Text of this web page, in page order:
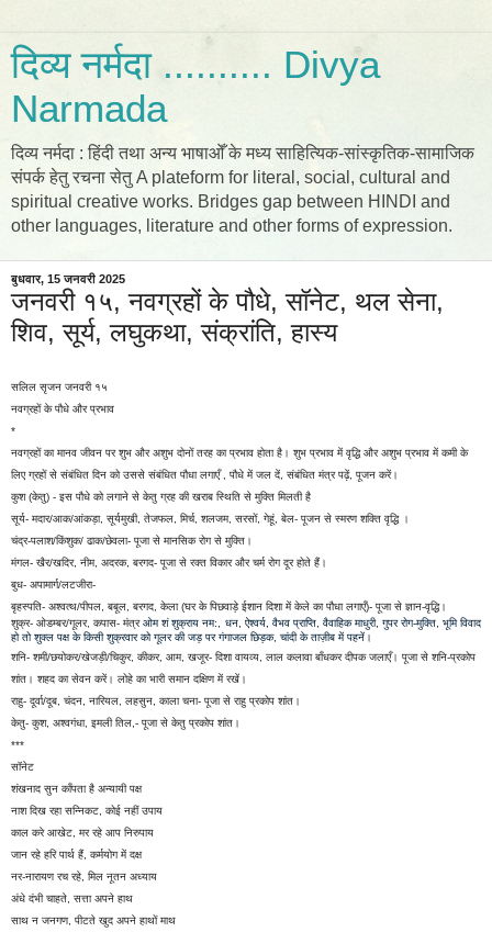
दिव्य नर्मदा .......... Divya
Narmada
दिव्य नर्मदा : हिंदी तथा अन्य भाषाओँ के मध्य साहित्यिक-सांस्कृतिक-सामाजिक
संपर्क हेतु रचना सेतु A plateform for literal, social, cultural and
spiritual creative works. Bridges gap between HINDI and
other languages, literature and other forms of expression.
बुधवार, 15 जनवरी 2025
जनवरी १५, नवग्रहों के पौधे, सॉनेट, थल सेना,
शिव, सूर्य, लघुकथा, संक्रांति, हास्य
सलिल सृजन जनवरी १५
नवग्रहों के पौधे और प्रभाव
*
नवग्रहों का मानव जीवन पर शुभ और अशुभ दोनों तरह का प्रभाव होता है। शुभ प्रभाव में वृद्धि और अशुभ प्रभाव में कमी के
लिए ग्रहों से संबंधित दिन को उससे संबंधित पौधा लगाएँ , पौधे में जल दें, संबंधित मंत्र पढ़ें, पूजन करें।
कुश (केतु) - इस पौधे को लगाने से केतु ग्रह की खराब स्थिति से मुक्ति मिलती है
सूर्य- मदार/आक/आंकड़ा, सूर्यमुखी, तेजफल, मिर्च, शलजम, सरसों, गेहूं, बेल- पूजन से स्मरण शक्ति वृद्धि ।
चंद्र-पलाश/किंशुक/ ढाक/छेवला- पूजा से मानसिक रोग से मुक्ति।
मंगल- खैर/खदिर, नीम, अदरक, बरगद- पूजा से रक्त विकार और चर्म रोग दूर होते हैं।
बुध- अपामार्ग/लटजीरा-
बृहस्पति- अश्वत्थ/पीपल, बबूल, बरगद, केला (घर के पिछवाड़े ईशान दिशा में केले का पौधा लगाएँ)- पूजा से ज्ञान-वृद्धि।
शुक्र- ओडम्बर/गूलर, कपास- मंत्रओम शं शुक्राय नम:, धन, ऐश्वर्य, वैभव प्राप्ति, वैवाहिक माधुरी, गुपर रोग-मुक्ति, भूमि विवाद
हो तो शुक्ल पक्ष के किसी शुक्रवार को गूलर की जड़पर गंगाजल छिड़क, चांदी के ताज़ीब में पहनें।
शनि- शमी/छयोकर/खेजड़ी/चिकुर, कीकर, आम, खजूर- दिशा वायव्य, लाल कलावा बाँधकर दीपक जलाएँ। पूजा से शनि-प्रकोप
शांत। शहद का सेवन करें। लोहे का भारी समान दक्षिण में रखें।
राहु- दूर्वा/दूब, चंदन, नारियल, लहसुन, काला चना- पूजा से राहु प्रकोप शांत।
केतु- कुश, अश्वगंधा, इमली तिल,- पूजा से केतु प्रकोप शांत।
***
सॉनेट
शंखनाद सुन काँपता है अन्यायी पक्ष
नाश दिख रहा सन्निकट, कोई नहीं उपाय
काल करे आखेट, मर रहे आप निरुपाय
जान रहे हरि पार्थ हैं, कर्मयोग में दक्ष
नर-नारायण रच रहे, मिल नूतन अध्याय
अंधे दंभी चाहते, सत्ता अपने हाथ
साथ न जनगण, पीटते खुद अपने हाथों माथ